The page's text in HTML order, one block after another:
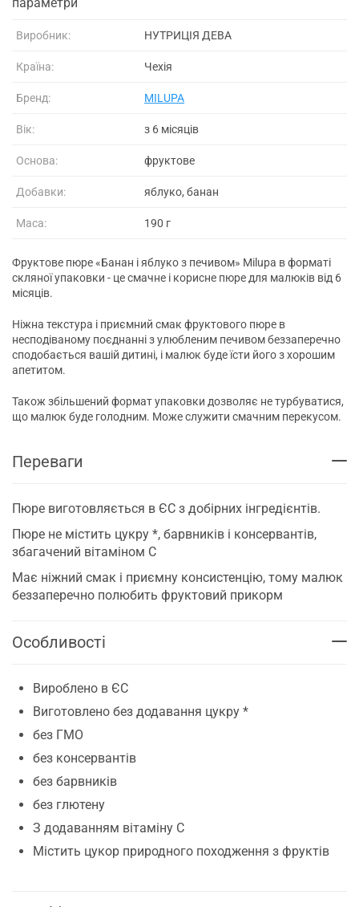
Виробник: НУТРИЦІЯ ДЕВА
Країна: Чехія
Бренд: MILUPA
Вік: з 6 місяців
Основа: фруктове
Добавки: яблуко, банан
Маса: 190 г
Фруктове пюре «Банан і яблуко з печивом» Milupa в форматі
скляної упаковки - це смачне і корисне пюре для малюків від 6
місяців.
Ніжна текстура і приємний смак фруктового пюре в
несподіваному поєднанні з улюбленим печивом беззаперечно
сподобається вашій дитині, і малюк буде їсти його з хорошим
апетитом.
Також збільшений формат упаковки дозволяє не турбуватися,
що малюк буде голодним. Може служити смачним перекусом.
Переваги
Пюре виготовляється в ЄС з добірних інгредієнтів.
Пюре не містить цукру *, барвників і консервантів,
збагачений вітаміном С
Має ніжний смак і приємну консистенцію, тому малюк
беззаперечно полюбить фруктовий прикорм
Особливості
Вироблено в ЄС
Виготовлено без додавання цукру *
без ГМО
без консервантів
без барвників
без глютену
З додаванням вітаміну С
Містить цукор природного походження з фруктів